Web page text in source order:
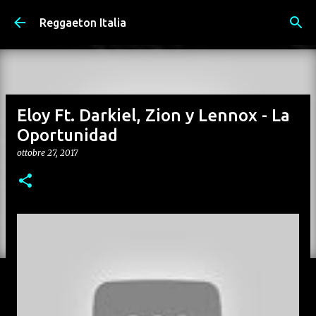
Passa ai contenuti principali
Reggaeton Italia
Eloy Ft. Darkiel, Zion y Lennox - La
Oportunidad
ottobre 27, 2017